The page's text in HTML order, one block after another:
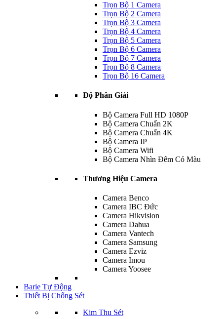
Trọn Bộ 1 Camera
Trọn Bộ 2 Camera
Trọn Bộ 3 Camera
Trọn Bộ 4 Camera
Trọn Bộ 5 Camera
Trọn Bộ 6 Camera
Trọn Bộ 7 Camera
Trọn Bộ 8 Camera
Trọn Bộ 16 Camera
Độ Phân Giải
Bộ Camera Full HD 1080P
Bộ Camera Chuẩn 2K
Bộ Camera Chuẩn 4K
Bộ Camera IP
Bộ Camera Wifi
Bộ Camera Nhìn Đêm Có Màu
Thương Hiệu Camera
Camera Benco
Camera IBC Đức
Camera Hikvision
Camera Dahua
Camera Vantech
Camera Samsung
Camera Ezviz
Camera Imou
Camera Yoosee
Barie Tự Động
Thiết Bị Chống Sét
Kim Thu Sét